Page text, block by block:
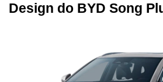
Design do BYD Song